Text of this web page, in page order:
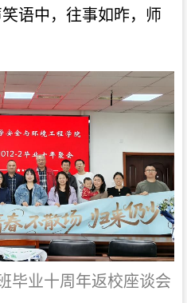
语中，往事如昨，师
毕业十周年返校座谈会